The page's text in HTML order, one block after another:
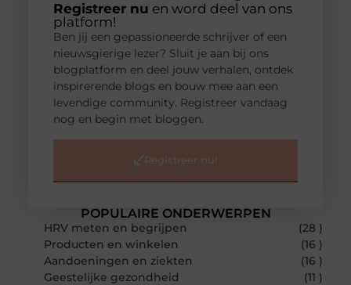
POPULAIRE ONDERWERPEN
HRV meten en begrijpen
(28 )
Producten en winkelen
(16 )
Aandoeningen en ziekten
(16 )
Geestelijke gezondheid
(11 )
Registreer nu en word deel van ons
platform!
Ben jij een gepassioneerde schrijver of een
nieuwsgierige lezer? Sluit je aan bij ons
blogplatform en deel jouw verhalen, ontdek
inspirerende blogs en bouw mee aan een
levendige community. Registreer vandaag
nog en begin met bloggen.
Registreer nu!